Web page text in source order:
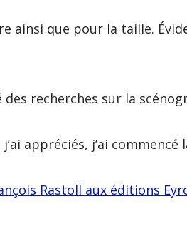
ainsi que pour la taille.
recherches sur la
appréciés, j’ai
Rastoll aux éditions